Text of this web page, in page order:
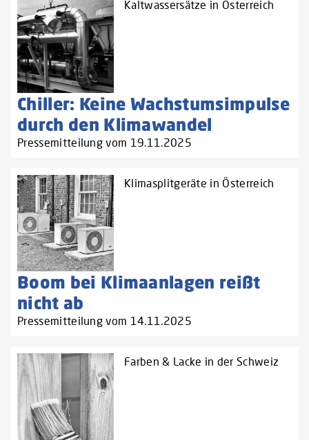
Kaltwassersätze in Österreich
Chiller: Keine Wachstumsimpulse
durch den Klimawandel
Pressemitteilung vom 19.11.2025
Klimasplitgeräte in Österreich
Boom bei Klimaanlagen reißt
nicht ab
Pressemitteilung vom 14.11.2025
Farben & Lacke in der Schweiz